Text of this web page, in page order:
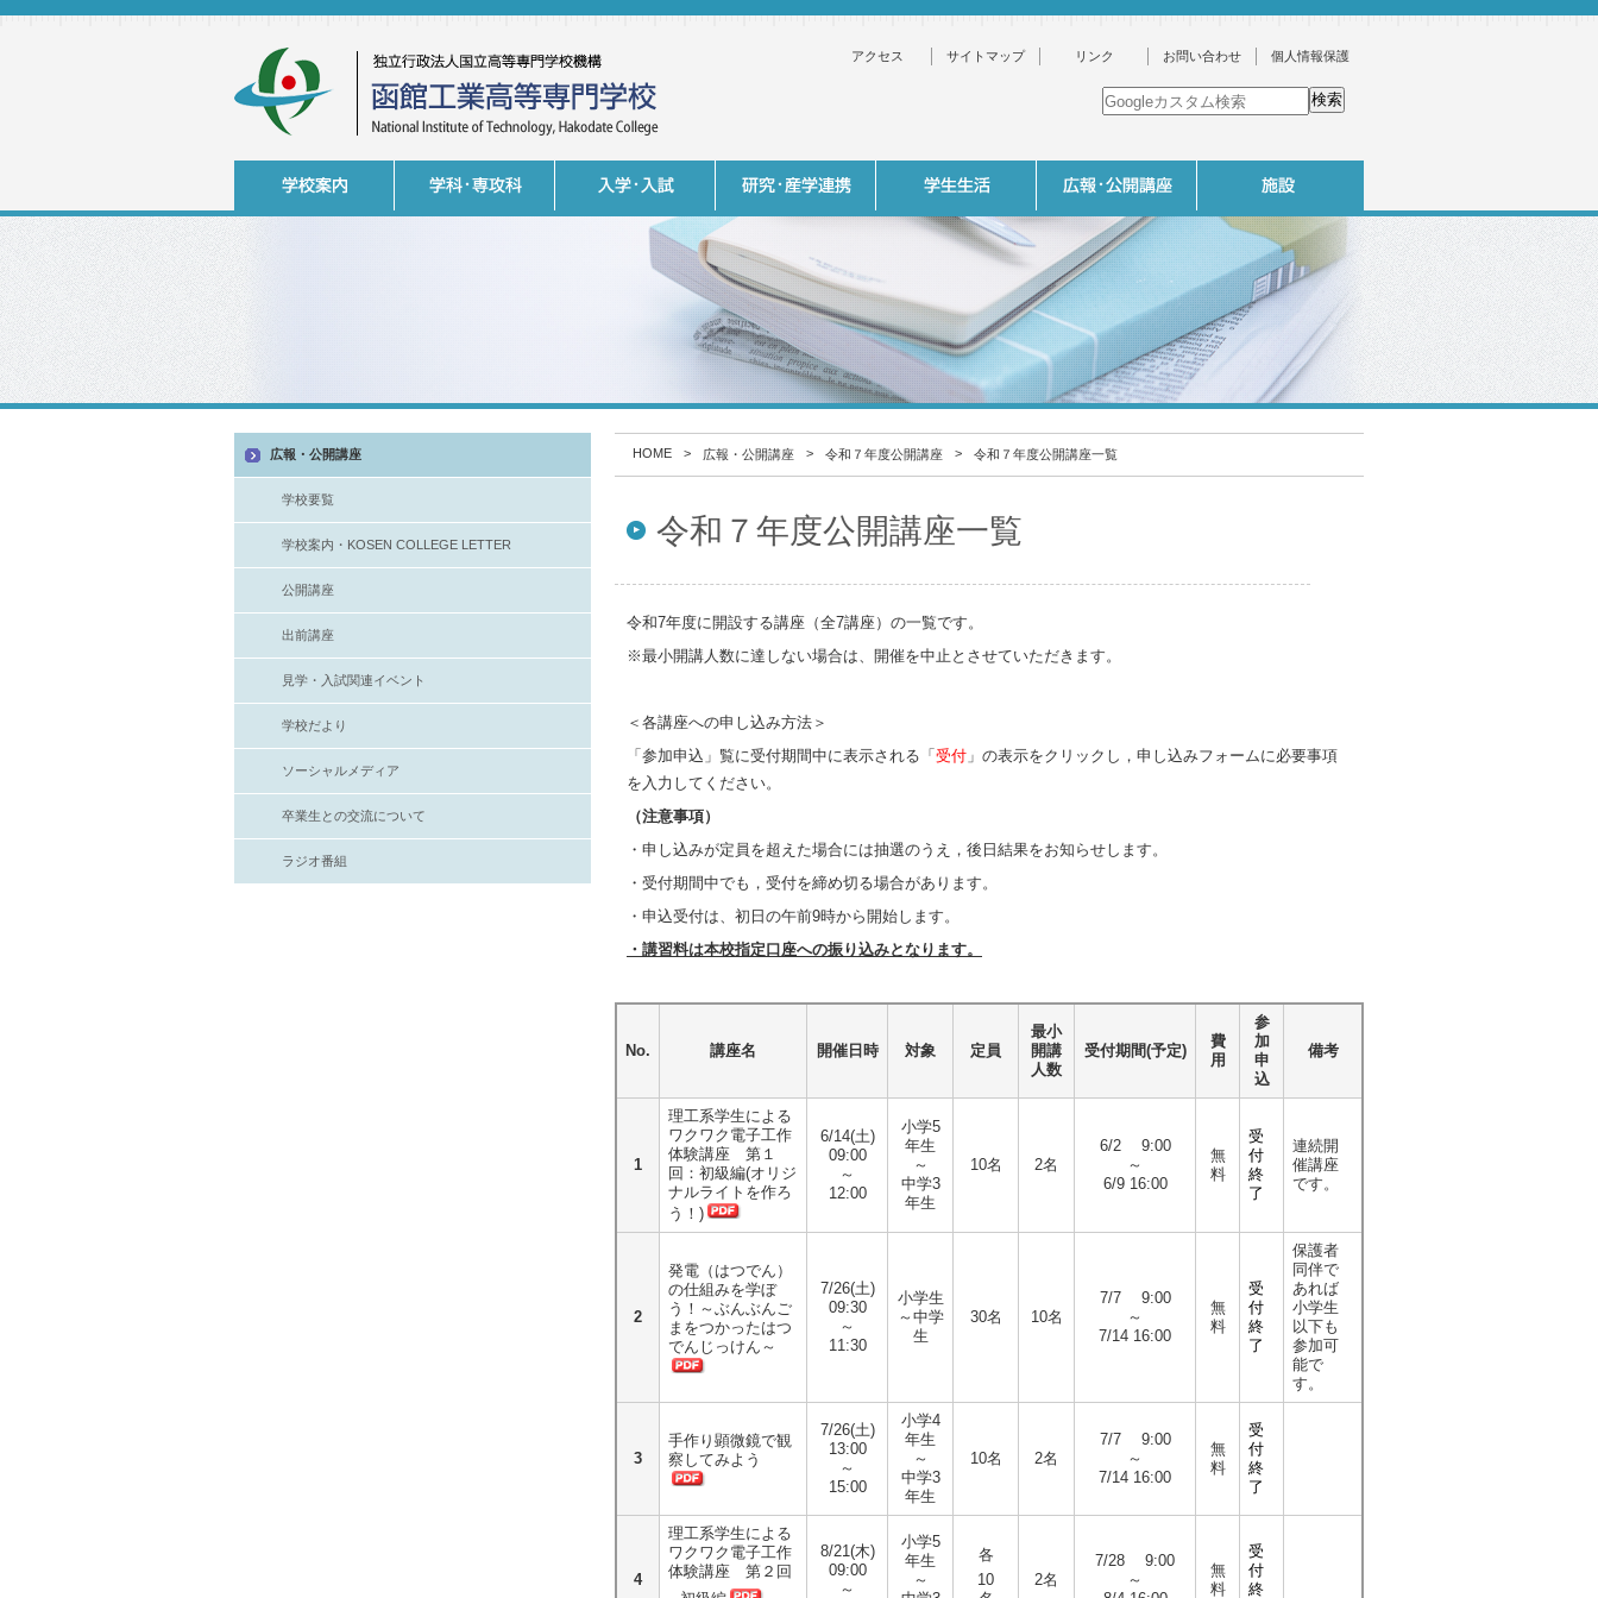
個人情報保護
お問い合わせ
リンク
サイトマップ
アクセス
HOME > 広報・公開講座 > 令和７年度公開講座 > 令和７年度公開講座一覧
令和７年度公開講座一覧
令和7年度に開設する講座（全7講座）の一覧です。
※最小開講人数に達しない場合は、開催を中止とさせていただきます。
＜各講座への申し込み方法＞
「参加申込」覧に受付期間中に表示される「 受付 」の表示をクリックし，申し込みフォームに必要事項
を入力してください。
（注意事項）
・申し込みが定員を超えた場合には抽選のうえ，後日結果をお知らせします。
・受付期間中でも，受付を締め切る場合があります。
・申込受付は、初日の午前9時から開始します。
・講習料は本校指定口座への振り込みとなります。
No. 講座名 開催日時 対象 定員
最小
開講
人数
受付期間(予定)
費
用
参
加
申
込
備考
1
理工系学生による
ワクワク電子工作
体験講座 第１
回：初級編(オリジ
ナルライトを作ろ
う！)
6/14(土)
09:00
～
12:00
小学5
年生
～
中学3
年生
10名 2名
6/2 9:00
～
6/9 16:00
無
料
受
付
終
了
連続開
催講座
です。
2
発電（はつでん）
の仕組みを学ぼ
う！～ぶんぶんご
まをつかったはつ
でんじっけん～
7/26(土)
09:30
～
11:30
小学生
～中学
生
30名 10名
7/7 9:00
～
7/14 16:00
無
料
受
付
終
了
保護者
同伴で
あれば
小学生
以下も
参加可
能で
す。
3
手作り顕微鏡で観
察してみよう
7/26(土)
13:00
～
15:00
小学4
年生
～
中学3
年生
10名 2名
7/7 9:00
～
7/14 16:00
無
料
受
付
終
了
4
理工系学生による
ワクワク電子工作
体験講座 第２回
8/21(木)
09:00
～
小学5
年生
～
各
10
2名
7/28 9:00
～
無
料
受
付
終
広報・公開講座
学校要覧
学校案内・KOSEN COLLEGE LETTER
公開講座
出前講座
見学・入試関連イベント
学校だより
ソーシャルメディア
卒業生との交流について
ラジオ番組